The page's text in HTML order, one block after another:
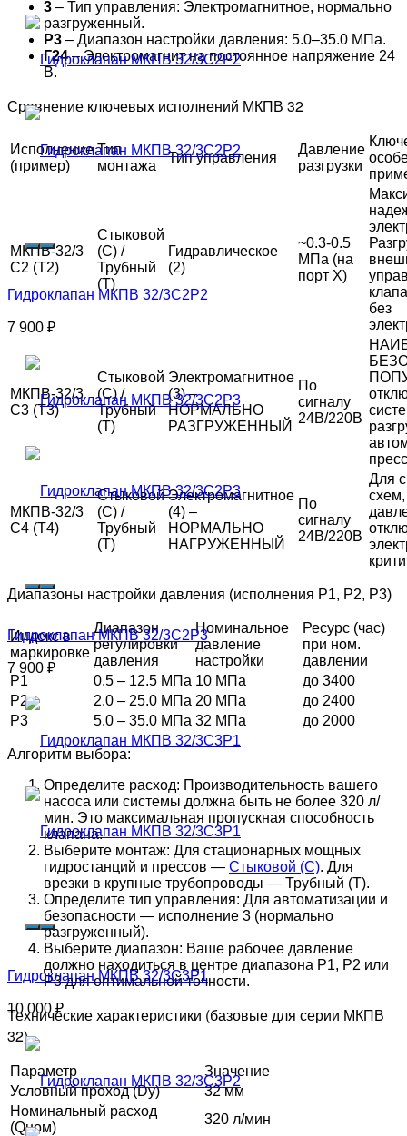
3 – Тип управления: Электромагнитное, нормально
разгруженный.
Р3 – Диапазон настройки давления: 5.0–35.0 МПа.
Г24– Электромагнит на постоянное напряжение 24
В.
Сравнение ключевых исполнений МКПВ 32
Исполнение
(пример)
Тип
монтажа
Тип управления
Давление
разгрузки
МКПВ-32/3
С2 (Т2)
Стыковой
(С) /
Трубный
(Т)
Гидравлическое
(2)
~0.3-0.5
МПа (на
порт Х)
без
МКПВ-32/3
С3 (Т3)
Стыковой
(С) /
Трубный
(Т)
Электромагнитное
(3) –
НОРМАЛЬНО
РАЗГРУЖЕННЫЙ
По
сигналу
24В/220В
МКПВ-32/3
С4 (Т4)
Стыковой
(С) /
Трубный
(Т)
Электромагнитное
(4) –
НОРМАЛЬНО
НАГРУЖЕННЫЙ
По
сигналу
24В/220В
Для
Диапазоны настройки давления (исполнения Р1, Р2, Р3)
Индекс в
маркировке
Диапазон
регулировки
давления
Номинальное
давление
настройки
Ресурс (час)
при ном.
давлении
Р1
0.5 – 12.5 МПа 10 МПа
до 3400
Р2
2.0 – 25.0 МПа 20 МПа
до 2400
Р3
5.0 – 35.0 МПа 32 МПа до 2000
Алгоритм выбора:
Определите расход: Производительность вашего
насоса или системы должна быть не более 320 л/
мин. Это максимальная пропускная способность
клапана.
Выберите монтаж: Для стационарных мощных
гидростанций и прессов — Стыковой (С). Для
врезки в крупные трубопроводы — Трубный (Т).
Определите тип управления: Для автоматизации и
безопасности — исполнение 3 (нормально
разгруженный).
Выберите диапазон: Ваше рабочее давление
должно находиться в центре диапазона Р1, Р2 или
Р3 для оптимальной точности.
Технические характеристики (базовые для серии МКПВ
32)
Параметр
Значение
Условный проход (Dу)
32 мм
Номинальный расход
(Qном)
320 л/мин
Гидроклапан МКПВ 32/3С2Р2
7 900 ₽
Гидроклапан МКПВ 32/3С2Р3
7 900 ₽
Гидроклапан МКПВ 32/3С3Р1
10 000 ₽